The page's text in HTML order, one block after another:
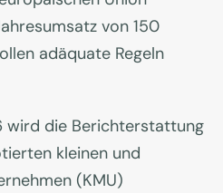
von 150
adäquate Regeln
wird die Berichterstattung
kleinen und
(KMU)